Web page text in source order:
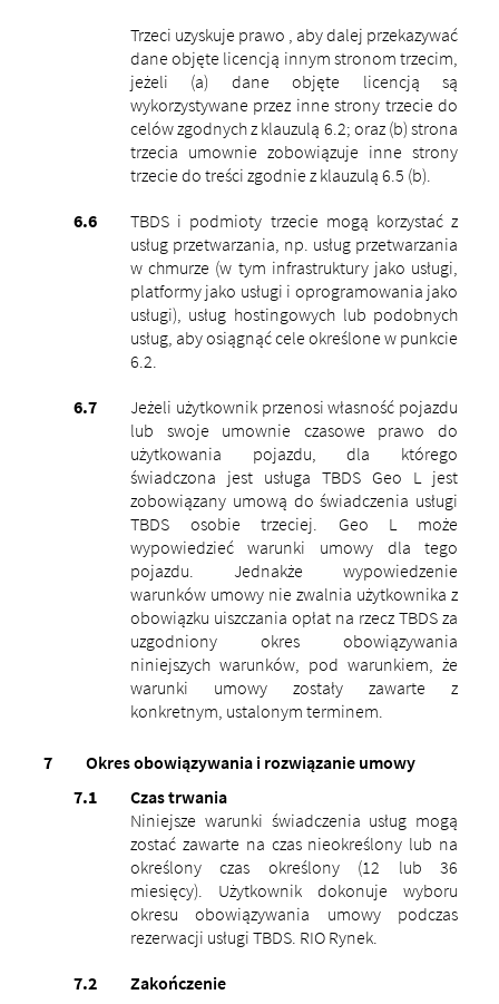
Trzeci uzyskuje prawo , aby dalej przekazywać
dane objęte licencją innym stronom trzecim,
jeżeli (a) dane objęte licencją są
wykorzystywane przez inne strony trzecie do
celów zgodnych z klauzulą ​​6.2; oraz (b) strona
trzecia umownie zobowiązuje inne strony
trzecie do treści zgodnie z klauzulą ​​6.5 (b).
TBDS i podmioty trzecie mogą korzystać z
usług przetwarzania, np. usług przetwarzania
w chmurze (w tym infrastruktury jako usługi,
platformy jako usługi i oprogramowania jako
usługi), usług hostingowych lub podobnych
usług, aby osiągnąć cele określone w punkcie
6.2.
Jeżeli użytkownik przenosi własność pojazdu
lub swoje umownie czasowe prawo do
użytkowania pojazdu, dla którego
świadczona jest usługa TBDS Geo L jest
zobowiązany umową do świadczenia usługi
TBDS osobie trzeciej. Geo L może
wypowiedzieć warunki umowy dla tego
pojazdu. Jednakże wypowiedzenie
warunków umowy nie zwalnia użytkownika z
obowiązku uiszczania opłat na rzecz TBDS za
uzgodniony okres obowiązywania
niniejszych warunków, pod warunkiem, że
warunki umowy zostały zawarte z
konkretnym, ustalonym terminem.
Okres obowiązywania i rozwiązanie umowy
Czas trwania
Niniejsze warunki świadczenia usług mogą
zostać zawarte na czas nieokreślony lub na
określony czas określony (12 lub 36
miesięcy). Użytkownik dokonuje wyboru
okresu obowiązywania umowy podczas
rezerwacji usługi TBDS. RIO Rynek.
Zakończenie